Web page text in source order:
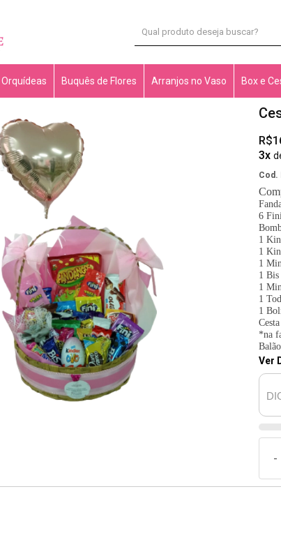
Orquídeas Buquês de Flores Arranjos no Vaso Box e
3x
Cod.
6
1
1
1
1
1
1
1
*na
Ver
-